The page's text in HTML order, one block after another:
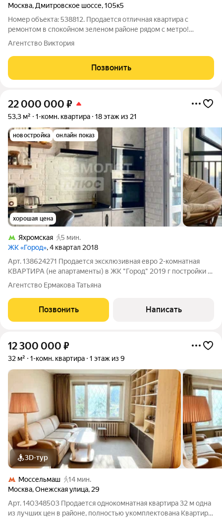
Москва, Дмитровское шоссе,105к5
Номер объекта: 538812. Продается отличная квартира с
ремонтом в спокойном зеленом районе рядом с метро!
Большая кухня имеет выход на балкон. В квартире есть
отдельная гардеробная!! Ухоженный подъезд. Хорошие
соседи. Всегда есть места для парковки
Агентство Виктория
Позвонить
22 000 000 ₽
53,3 м² 1-комн. квартира 18 этаж из 21
новостройка онлайн показ
хорошая цена
Яхромская
5 мин.
ЖК «Город», 4 квартал 2018
Арт. 138624271 Продается эксклюзивная евро 2-комнатная
КВАРТИРА (не апартаменты) в ЖК "Город" 2019 г постройки в
400 м. от метро "Яхромская". Дизайнерский ремонт с
мебелью выполненной под заказ и качественной техникой -
заезжай и живи!!! Основные
Агентство Ермакова Татьяна
Позвонить Написать
12 300 000 ₽
32 м² 1-комн. квартира 1 этаж из 9
3D-тур
Моссельмаш
14 мин.
Москва,Онежская улица, 29
Арт. 140348503 Продается однокомнатная квартира 32 м одна
из лучших цен в районе, полностью укомплектована Квартира